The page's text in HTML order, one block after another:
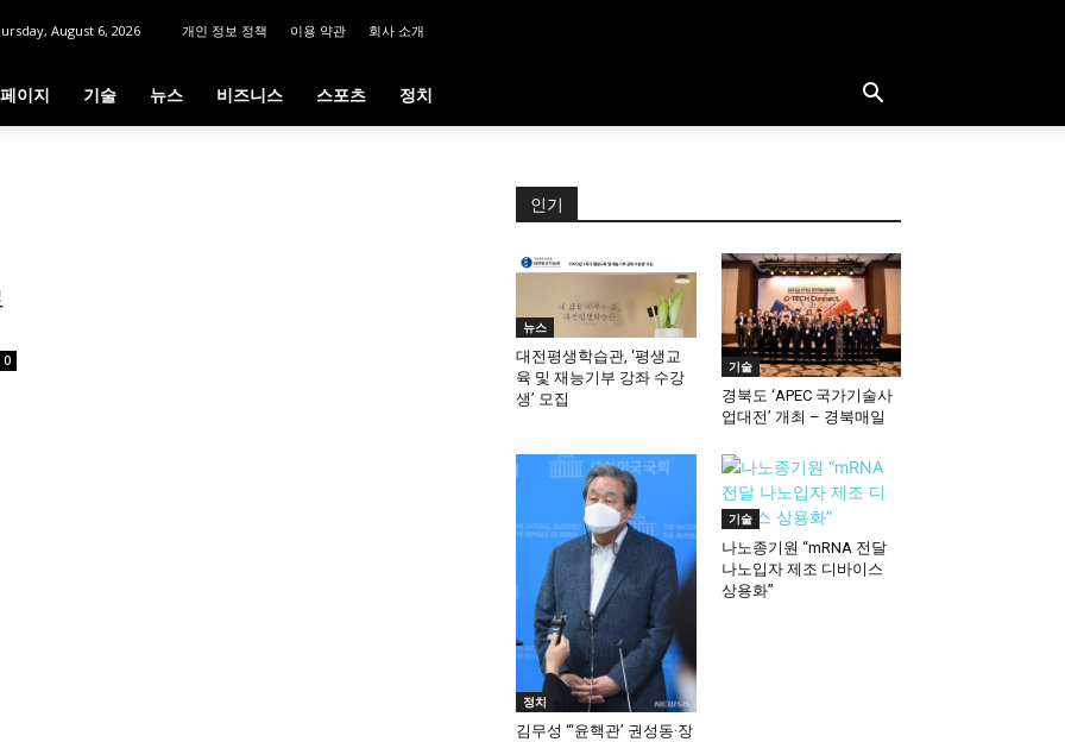
August 6, 2026 개인 정보 정책 이용 약관 회사 소개
이지 기술 뉴스 비즈니스 스포츠 정치
0
인기
뉴스
대전평생학습관, ‘평생교
육 및 재능기부 강좌 수강
생’ 모집
기술
경북도 ‘APEC 국가기술사
업대전’ 개최 – 경북매일
정치
김무성 “‘윤핵관’ 권성동·장
기술
나노종기원 “mRNA 전달
나노입자 제조 디바이스
상용화”